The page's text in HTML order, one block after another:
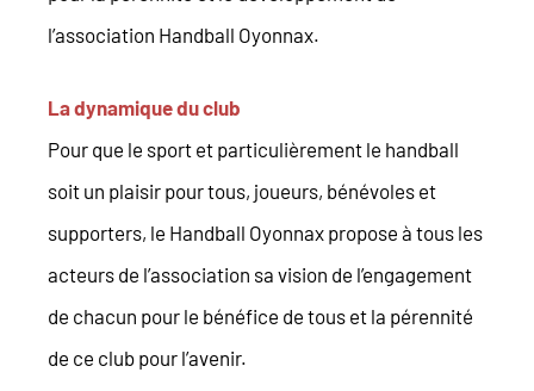
l’association Handball Oyonnax.
La dynamique du club
Pour que le sport et particulièrement le handball
soit un plaisir pour tous, joueurs, bénévoles et
supporters, le Handball Oyonnax propose à tous les
acteurs de l’association sa vision de l’engagement
de chacun pour le bénéfice de tous et la pérennité
de ce club pour l’avenir.